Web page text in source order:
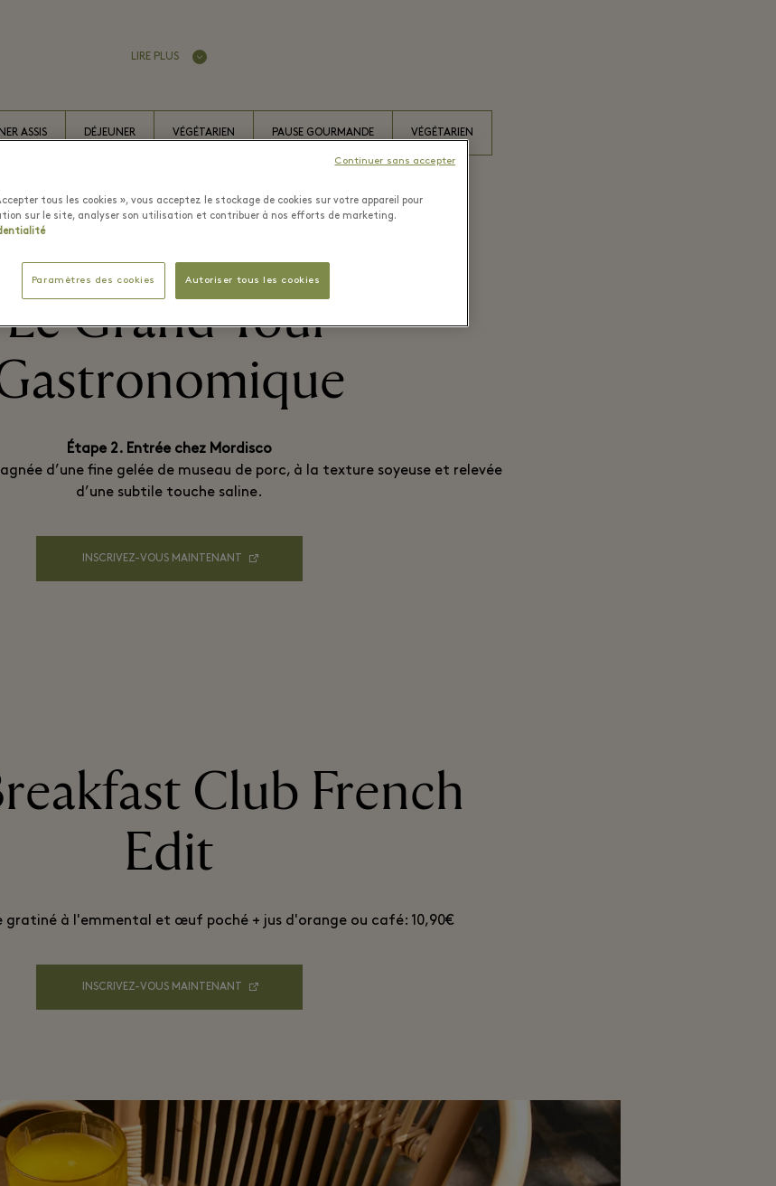
LIRE PLUS
ASSIS DÉJEUNER VÉGÉTARIEN PAUSE GOURMANDE VÉGÉTARIEN
Le Grand Tour
Étape 2. Entrée chez Mordisco
d’une fine gelée de museau de porc, à la texture soyeuse et relevée
d’une subtile touche saline.
INSCRIVEZ-VOUS MAINTENANT
Club French
Edit
gratiné à l'emmental et œuf poché + jus d'orange ou café: 10,90€
INSCRIVEZ-VOUS MAINTENANT
tous les cookies », vous acceptez le stockage de cookies sur votre appareil pour
sur le site, analyser son utilisation et contribuer à nos efforts de marketing.
Paramètres des cookies Autoriser tous les cookies
Continuer sans accepter